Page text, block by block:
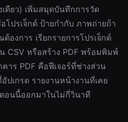
ดียว) เพิ่มสมุดบันทึกการวัด
ปรเจ็กต์ ป้ายกำกับ ภาพถ่ายถ้า
องการ เรียกรายการโปรเจ็กต์
CSV หรือสร้าง PDF พร้อมพิมพ์
าร PDF คือฟีเจอร์ที่ช่างส่วน
ปเกรด รายงานหน้างานที่เคย
อนนี้ออกมาในไม่กี่วินาที